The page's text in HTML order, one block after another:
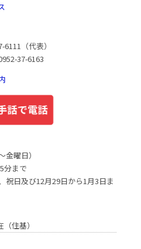
（代表）
37-6163
曜日）
分まで
祝日及び12月29日から1月3日ま
住基）